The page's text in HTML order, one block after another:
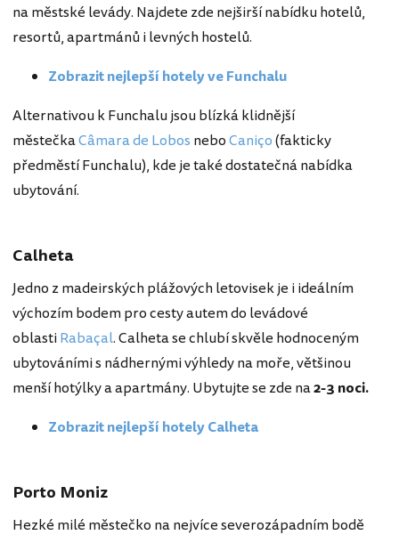
na městské levády. Najdete zde nejširší nabídku hotelů,
resortů, apartmánů i levných hostelů.
Zobrazit nejlepší hotely ve Funchalu
Alternativou k Funchalu jsou blízká klidnější
městečkaCâmara de Lobos neboCaniço(fakticky
předměstí Funchalu), kde je také dostatečná nabídka
ubytování.
Calheta
Jedno z madeirských plážových letovisek je i ideálním
výchozím bodem pro cesty autem do levádové
oblastiRabaçal. Calheta se chlubí skvěle hodnoceným
ubytováními s nádhernými výhledy na moře, většinou
menší hotýlky a apartmány. Ubytujte se zde na2-3 noci.
Zobrazit nejlepší hotely Calheta
Porto Moniz
Hezké milé městečko na nejvíce severozápadním bodě